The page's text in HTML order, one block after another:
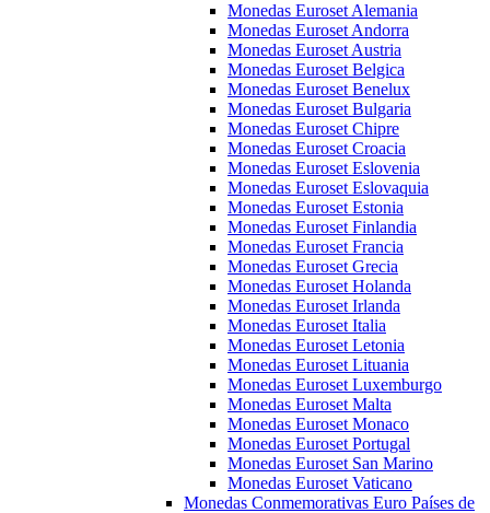
Monedas Euroset Alemania
Monedas Euroset Andorra
Monedas Euroset Austria
Monedas Euroset Belgica
Monedas Euroset Benelux
Monedas Euroset Bulgaria
Monedas Euroset Chipre
Monedas Euroset Croacia
Monedas Euroset Eslovenia
Monedas Euroset Eslovaquia
Monedas Euroset Estonia
Monedas Euroset Finlandia
Monedas Euroset Francia
Monedas Euroset Grecia
Monedas Euroset Holanda
Monedas Euroset Irlanda
Monedas Euroset Italia
Monedas Euroset Letonia
Monedas Euroset Lituania
Monedas Euroset Luxemburgo
Monedas Euroset Malta
Monedas Euroset Monaco
Monedas Euroset Portugal
Monedas Euroset San Marino
Monedas Euroset Vaticano
Monedas Conmemorativas Euro Países de